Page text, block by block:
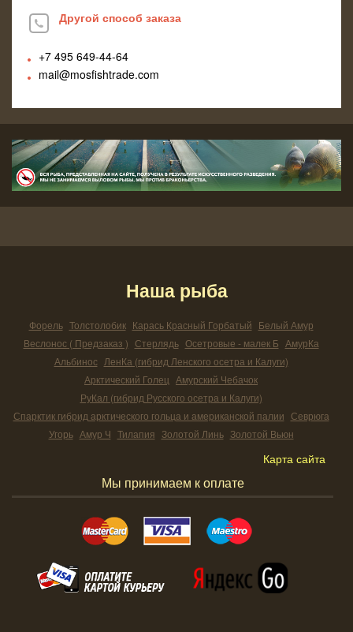
Другой способ заказа
+7 495 649-44-64
mail@mosfishtrade.com
Наша рыба
Форель Толстолобик Карась Красный Горбатый Белый Амур
Веслонос ( Предзаказ ) Стерлядь Осетровые - малек Б АмурКа
Альбинос ЛенКа (гибрид Ленского осетра и Калуги)
Арктический Голец Амурский Чебачок
РуКал (гибрид Русского осетра и Калуги)
Спарктик гибрид арктического гольца и американской палии Севрюга
Угорь Амур Ч Тилапия Золотой Линь Золотой Вьюн
Карта сайта
Мы принимаем к оплате